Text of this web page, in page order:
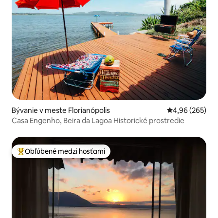
Bývanie v meste Florianópolis Priemerné
4,96 (265)
Casa Engenho, Beira da Lagoa Historické prostredie
Najobľúbenejšie medzi hosťami
Obľúbené medzi hosťami